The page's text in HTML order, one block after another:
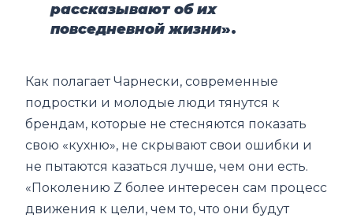
рассказывают об их
повседневной жизни».
Как полагает Чарнески, современные
подростки и молодые люди тянутся к
брендам, которые не стесняются показать
свою «кухню», не скрывают свои ошибки и
не пытаются казаться лучше, чем они есть.
«Поколению Z более интересен сам процесс
движения к цели, чем то, что они будут